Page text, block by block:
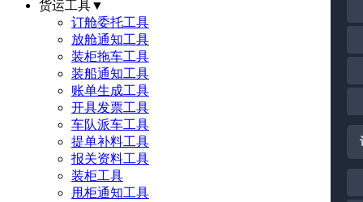
货运工具▼
订舱委托工具
放舱通知工具
装柜拖车工具
装船通知工具
账单生成工具
开具发票工具
车队派车工具
提单补料工具
报关资料工具
装柜工具
甩柜通知工具